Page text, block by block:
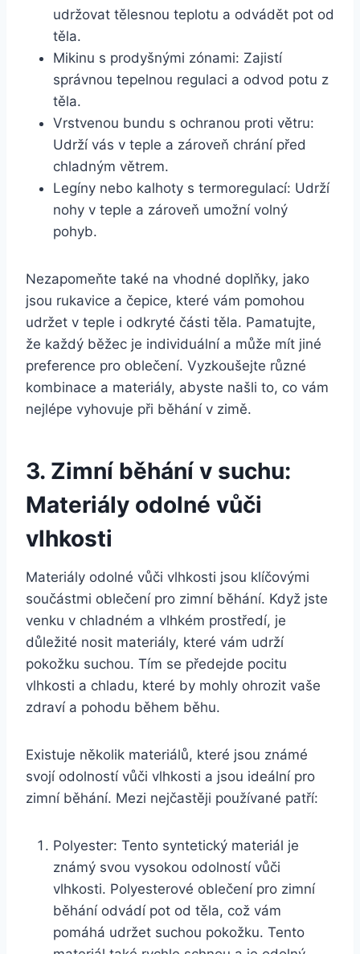
udržovat tělesnou teplotu a odvádět pot od
těla.
Mikinu s prodyšnými zónami: Zajistí
správnou tepelnou regulaci a odvod potu z
těla.
Vrstvenou bundu s ochranou proti větru:
Udrží vás v teple a zároveň chrání před
chladným větrem.
Legíny nebo kalhoty s termoregulací: Udrží
nohy v teple a zároveň umožní volný
pohyb.
Nezapomeňte také na vhodné doplňky, jako
jsou rukavice a čepice, které vám pomohou
udržet v teple i odkryté části těla. Pamatujte,
že každý běžec je individuální a může mít jiné
preference pro oblečení. Vyzkoušejte různé
kombinace a materiály, abyste našli to, co vám
nejlépe vyhovuje při běhání v zimě.
3. Zimní běhání v suchu:
Materiály odolné vůči
vlhkosti
Materiály odolné vůči vlhkosti jsou klíčovými
součástmi oblečení pro zimní běhání. Když jste
venku v chladném a vlhkém prostředí, je
důležité nosit materiály, které vám udrží
pokožku suchou. Tím se předejde pocitu
vlhkosti a chladu, které by mohly ohrozit vaše
zdraví a pohodu během běhu.
Existuje několik materiálů, které jsou známé
svojí odolností vůči vlhkosti a jsou ideální pro
zimní běhání. Mezi nejčastěji používané patří:
Polyester: Tento syntetický materiál je
známý svou vysokou odolností vůči
vlhkosti. Polyesterové oblečení pro zimní
běhání odvádí pot od těla, což vám
pomáhá udržet suchou pokožku. Tento